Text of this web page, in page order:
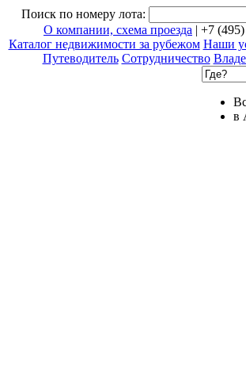
Поиск по номеру лота:
О компании, схема проезда | +7
Каталог недвижимости за рубежом Наши
Путеводитель Сотрудничество
в